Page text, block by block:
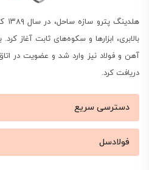
بالابری، ابزارها و سکوه‌های ثابت آغاز
آهن و فولاد نیز وارد شد و عضویت در
دریافت کرد.
دسترسی سریع
فولادسل